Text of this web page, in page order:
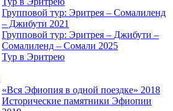
Групповой тур: Эритрея – Cомалиленд
– Джибути 2021
Групповой тур: Эритрея – Джибути –
Сомалиленд – Сомали 2025
Тур в Эритрею
«Вся Эфиопия в одной поездке» 2018
Исторические памятники Эфиопии